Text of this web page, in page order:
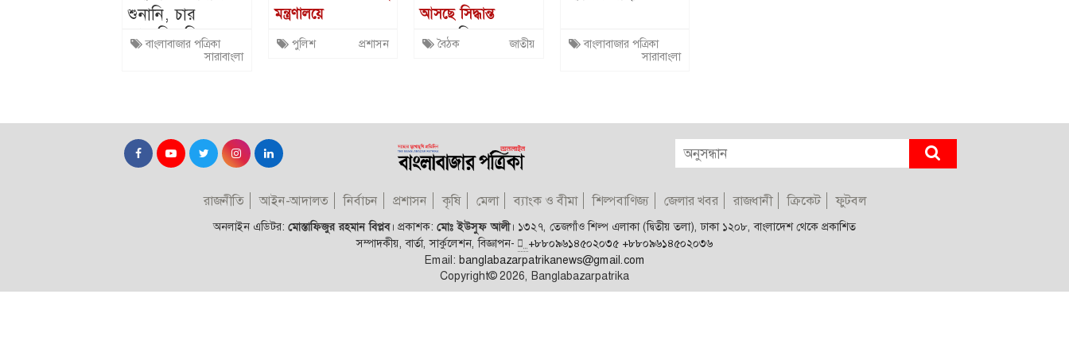
শুনানি, চার
আসামির রিমান্ড
মঞ্জুর
বাংলাবাজার পত্রিকা
সারাবাংলা
মন্ত্রণালয়ে
এবার রাতের
ভোটের ৬৩৯ ওসির
পুলিশ প্রশাসন
আসছে সিদ্ধান্ত
এবার তিন
বিতর্কিত নির্বাচনের
বৈঠক জাতীয়
বাংলাবাজার পত্রিকা
সারাবাংলা
রাজনীতি আইন-আদালত নির্বাচন প্রশাসন কৃষি মেলা ব্যাংক ও বীমা শিল্পবাণিজ্য জেলার খবর রাজধানী ক্রিকেট ফুটবল
অনলাইন এডিটর: মোস্তাফিজুর রহমান বিপ্লব। প্রকাশক: মোঃ ইউসুফ আলী। ১৩২৭, তেজগাঁও শিল্প এলাকা (দ্বিতীয় তলা), ঢাকা ১২০৮, বাংলাদেশ থেকে প্রকাশিত
সম্পাদকীয়, বার্তা, সার্কুলেশন, বিজ্ঞাপন-
+৮৮০৯৬১৪৫০২০৩৫ +৮৮০৯৬১৪৫০২০৩৬
Email: banglabazarpatrikanews@gmail.com
Copyright© 2026, Banglabazarpatrika